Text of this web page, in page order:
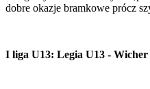
dobre okazje bramkowe prócz
I liga U13: Legia U13 - Wicher